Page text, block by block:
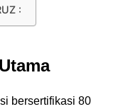
:
bersertifikasi 80